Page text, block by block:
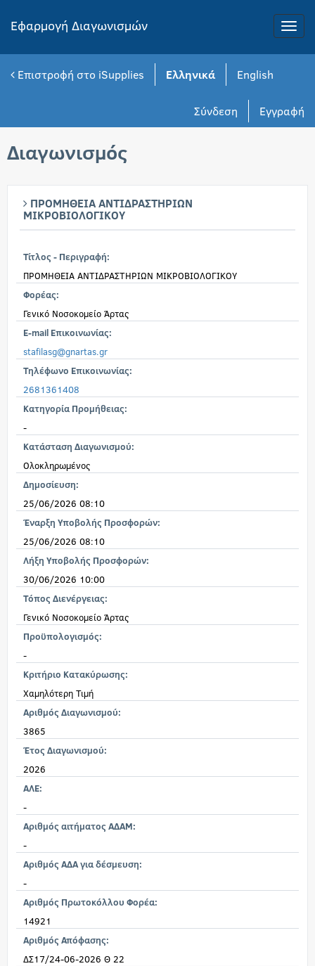
Toggle
Εφαρμογή Διαγωνισμών
Επιστροφή στο iSupplies Ελληνικά English
Εγγραφή
Σύνδεση
Διαγωνισμός
ΠΡΟΜΗΘΕΙΑ ΑΝΤΙΔΡΑΣΤΗΡΙΩΝ
ΜΙΚΡΟΒΙΟΛΟΓΙΚΟΥ
Τίτλος - Περιγραφή:
ΠΡΟΜΗΘΕΙΑ ΑΝΤΙΔΡΑΣΤΗΡΙΩΝ ΜΙΚΡΟΒΙΟΛΟΓΙΚΟΥ
Φορέας:
Γενικό Νοσοκομείο Άρτας
E-mail Επικοινωνίας:
stafilasg@gnartas.gr
Τηλέφωνο Επικοινωνίας:
2681361408
Κατηγορία Προμήθειας:
-
Κατάσταση Διαγωνισμού:
Ολοκληρωμένος
Δημοσίευση:
25/06/2026 08:10
Έναρξη Υποβολής Προσφορών:
25/06/2026 08:10
Λήξη Υποβολής Προσφορών:
30/06/2026 10:00
Τόπος Διενέργειας:
Γενικό Νοσοκομείο Άρτας
Προϋπολογισμός:
-
Κριτήριο Κατακύρωσης:
Χαμηλότερη Τιμή
Αριθμός Διαγωνισμού:
3865
Έτος Διαγωνισμού:
2026
ΑΛΕ:
-
Αριθμός αιτήματος ΑΔΑΜ:
-
Αριθμός ΑΔΑ για δέσμευση:
-
Αριθμός Πρωτοκόλλου Φορέα:
14921
Αριθμός Απόφασης:
ΔΣ17/24-06-2026 Θ 22